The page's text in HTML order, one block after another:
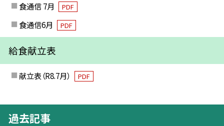
食通信 7月 PDF
食通信6月 PDF
給食献立表
献立表（R8.7月） PDF
過去記事